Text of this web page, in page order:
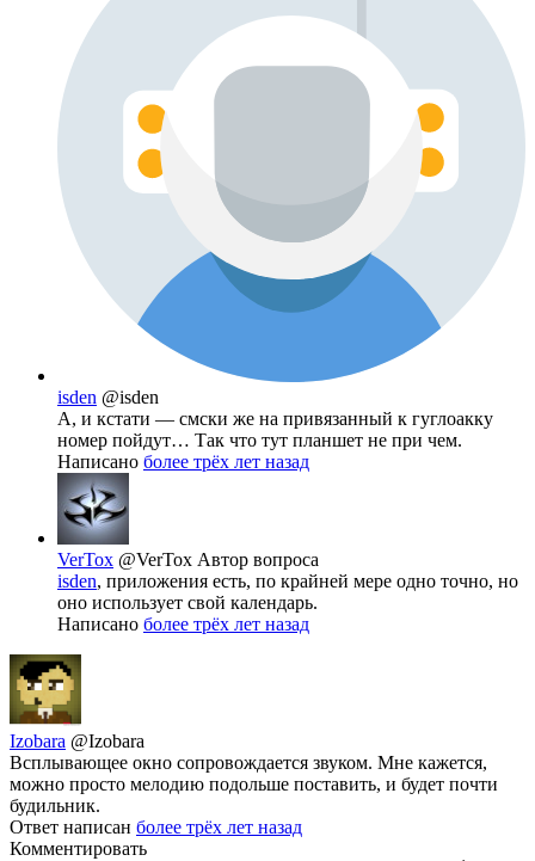
isden @isden
А, и кстати — смски же на привязанный к гуглоакку
номер пойдут… Так что тут планшет не при чем.
Написано более трёх лет назад
VerTox @VerTox Автор вопроса
isden, приложения есть, по крайней мере одно точно, но
оно использует свой календарь.
Написано более трёх лет назад
Izobara @Izobara
Всплывающее окно сопровождается звуком. Мне кажется,
можно просто мелодию подольше поставить, и будет почти
будильник.
Ответ написан более трёх лет назад
Комментировать